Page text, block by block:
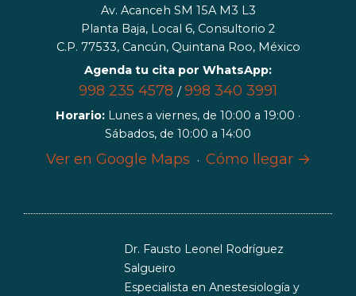
Av. Acanceh SM 15A M3 L3
Planta Baja, Local 6, Consultorio 2
C.P. 77533, Cancún, Quintana Roo, México
Agenda tu cita por WhatsApp:
998 235 4578 /998 340 3991
Horario: Lunes a viernes, de 10:00 a 19:00 ·
Sábados, de 10:00 a 14:00
Ver en Google Maps · Cómo llegar →
Dr. Fausto Leonel Rodríguez
Salgueiro
Especialista en Anestesiología y